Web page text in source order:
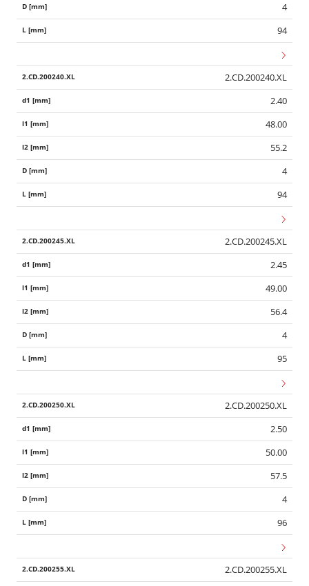
4
94
2.CD.200240.XL
2.40
48.00
55.2
4
94
2.CD.200245.XL
2.45
49.00
56.4
4
95
2.CD.200250.XL
2.50
50.00
57.5
4
96
2.CD.200255.XL